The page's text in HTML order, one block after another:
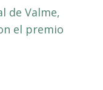
de Valme,
el premio